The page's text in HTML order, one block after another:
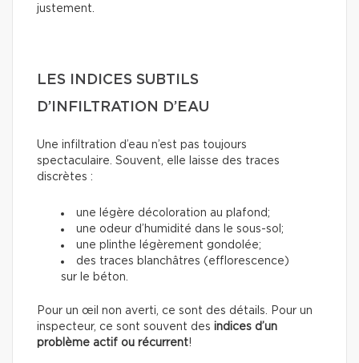
justement.
LES INDICES SUBTILS
D’INFILTRATION D’EAU
Une infiltration d’eau n’est pas toujours
spectaculaire. Souvent, elle laisse des traces
discrètes :
une légère décoloration au plafond;
une odeur d’humidité dans le sous-sol;
une plinthe légèrement gondolée;
des traces blanchâtres (efflorescence)
sur le béton.
Pour un œil non averti, ce sont des détails. Pour un
inspecteur, ce sont souvent des indices d’un
problème actif ou récurrent!